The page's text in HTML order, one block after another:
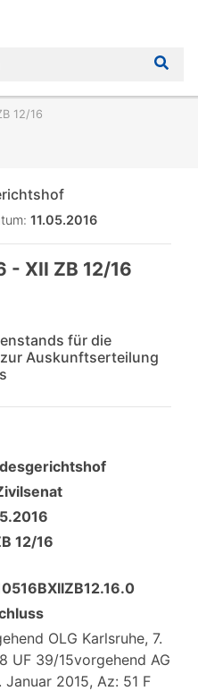
12/16
11.05.2016
- XII ZB 12/16
für die
Auskunftserteilung
12/16
OLG Karlsruhe, 7.
UF 39/15vorgehend AG
2015, Az: 51 F